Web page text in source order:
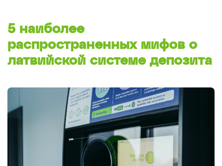
5 наиболее
распространенных мифов о
латвийской системе депозита